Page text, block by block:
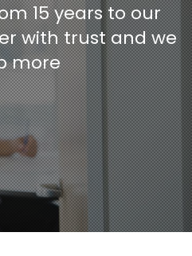
15 years to our
with trust and we
more